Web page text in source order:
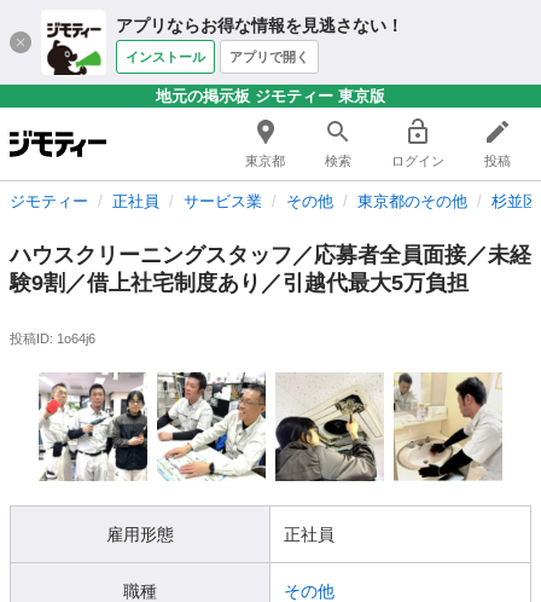
アプリならお得な情報を見逃さない！
インストール アプリで開く
地元の掲示板 ジモティー 東京版
東京都 検索 ログイン 投稿
ジモティー 正社員 サービス業 その他 東京都のその他 杉並
ハウスクリーニングスタッフ／応募者全員面接／未経
験9割／借上社宅制度あり／引越代最大5万負担
投稿ID: 1o64j6
雇用形態 正社員
職種 その他